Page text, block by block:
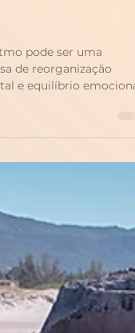
pode ser uma
A técnica atua
consciência
de presença.